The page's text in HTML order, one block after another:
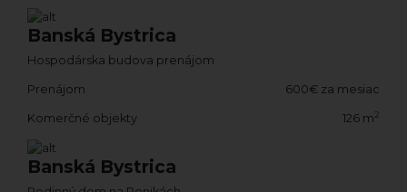
Banská Bystrica
Hospodárska budova prenájom
Prenájom 600€ za mesiac
Komerčné objekty 126 m2
Banská Bystrica